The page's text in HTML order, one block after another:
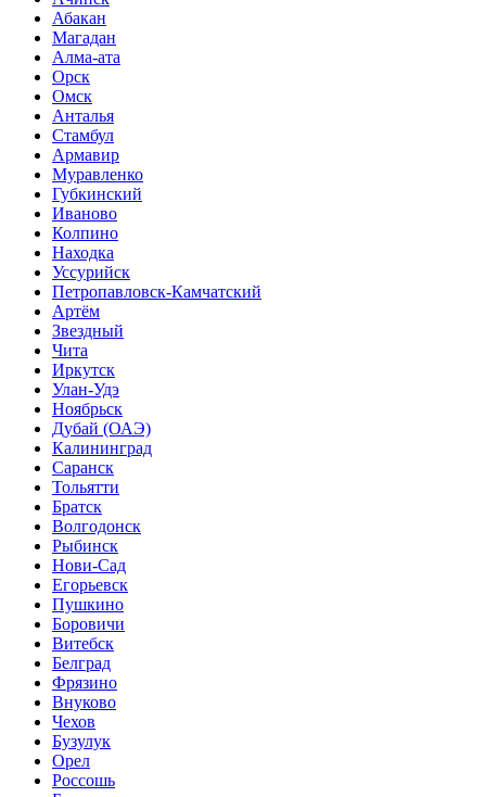
Абакан
Магадан
Алма-ата
Орск
Омск
Анталья
Стамбул
Армавир
Муравленко
Губкинский
Иваново
Колпино
Находка
Уссурийск
Петропавловск-Камчатский
Артём
Звездный
Чита
Иркутск
Улан-Удэ
Ноябрьск
Дубай (ОАЭ)
Калининград
Саранск
Тольятти
Братск
Волгодонск
Рыбинск
Нови-Сад
Егорьевск
Пушкино
Боровичи
Витебск
Белград
Фрязино
Внуково
Чехов
Бузулук
Орел
Россошь